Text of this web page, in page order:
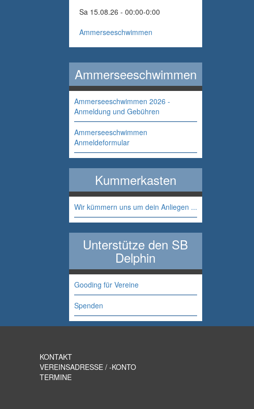
Sa 15.08.26 - 00:00-0:00
Ammerseeschwimmen
Ammerseeschwimmen
Ammerseeschwimmen 2026 -
Anmeldung und Gebühren
Ammerseeschwimmen
Anmeldeformular
Kummerkasten
Wir kümmern uns um dein Anliegen ...
Unterstütze den SB
Delphin
Gooding für Vereine
Spenden
KONTAKT
VEREINSADRESSE / -KONTO
TERMINE